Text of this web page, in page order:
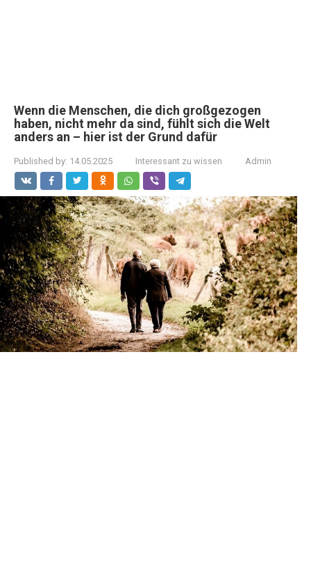
Wenn die Menschen, die dich großgezogen
haben, nicht mehr da sind, fühlt sich die Welt
anders an – hier ist der Grund dafür
Published by: 14.05.2025 Interessant zu wissen Admin